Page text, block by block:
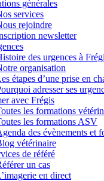
générales
services
rejoindre
newsletter
des urgences à
organisation
étapes d’une prise en
adresser ses
avec Frégis
les formations
les formations ASV
des évènements et
vétérinaire
de référé
un cas
en direct